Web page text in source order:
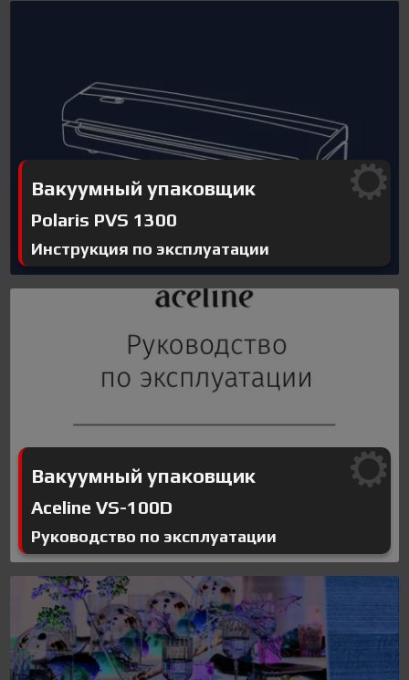
Вакуумный упаковщик
Polaris PVS 1300
Инструкция по эксплуатации
Вакуумный упаковщик
Aceline VS-100D
Руководство по эксплуатации